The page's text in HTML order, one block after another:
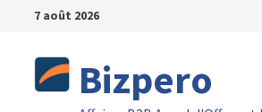
Passer
contenu
7 août 2026
Bizpero